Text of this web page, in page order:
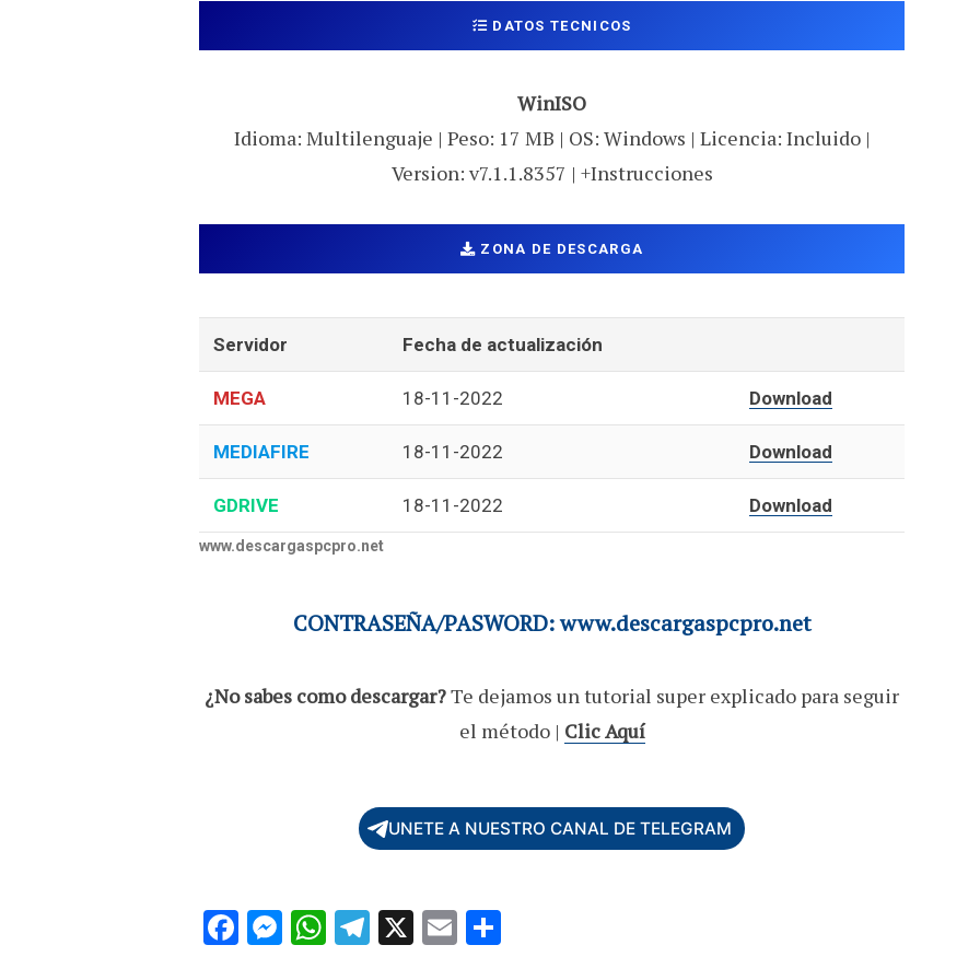
DATOS TECNICOS
WinISO
Idioma: Multilenguaje | Peso: 17 MB | OS: Windows | Licencia: Incluido |
Version: v7.1.1.8357 | +Instrucciones
ZONA DE DESCARGA
Servidor Fecha de actualización
MEGA 18-11-2022 Download
MEDIAFIRE 18-11-2022 Download
GDRIVE 18-11-2022 Download
www.descargaspcpro.net
CONTRASEÑA/PASWORD: www.descargaspcpro.net
¿No sabes como descargar?Te dejamos un tutorial super explicado para seguir
el método | Clic Aquí
UNETE A NUESTRO CANAL DE TELEGRAM
F M W T X E C